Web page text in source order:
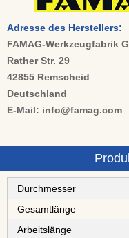
Adresse des Herstellers:
FAMAG-Werkzeugfabrik
Rather Str. 29
42855 Remscheid
Deutschland
E-Mail: info@famag.com
Durchmesser
Gesamtlänge
Arbeitslänge